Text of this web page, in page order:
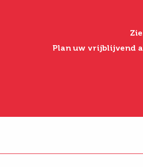
Plan uw vrijblijvend